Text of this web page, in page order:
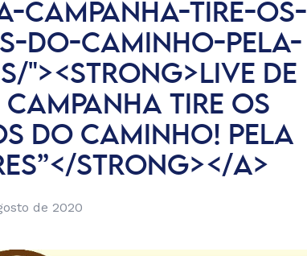
CAMPANHA-TIRE-OS-
DO-CAMINHO-PELA-
"><STRONG>LIVE DE
TIRE OS
DO CAMINHO! PELA
STRONG></A>
de 2020